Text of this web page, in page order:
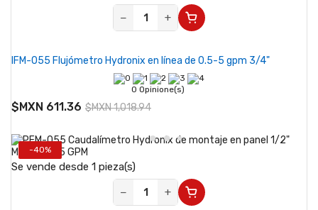
−
+
IFM-055 Flujómetro Hydronix en línea de 0.5-5 gpm 3/4"
0 Opinione(s)
$MXN 611.36 $MXN 1,018.94
-40%
Se vende desde 1 pieza(s)
−
+